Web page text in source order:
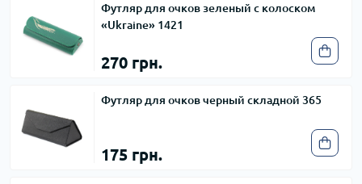
Футляр для очков зеленый с колоском
«Ukraine» 1421
270 грн.
Футляр для очков черный складной 365
175 грн.